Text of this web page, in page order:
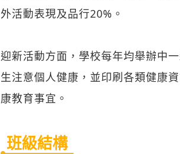
外活動表現及品行20%。
迎新活動方面，學校每年均舉辦中
生注意個人健康，並印刷各類健康
康教育事宜。
班級結構